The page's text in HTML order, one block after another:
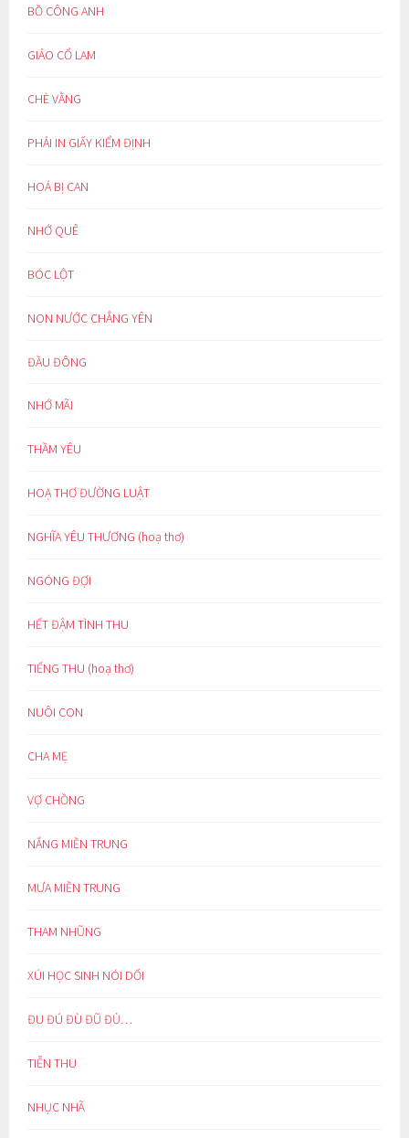
BỒ CÔNG ANH
GIẢO CỔ LAM
CHÈ VẰNG
PHẢI IN GIẤY KIỂM ĐỊNH
HOÁ BỊ CAN
NHỚ QUÊ
BÓC LỘT
NON NƯỚC CHẲNG YÊN
ĐẦU ĐÔNG
NHỚ MÃI
THẦM YÊU
HOẠ THƠ ĐƯỜNG LUẬT
NGHĨA YÊU THƯƠNG (hoạ thơ)
NGÓNG ĐỢI
HẾT ĐẬM TÌNH THU
TIẾNG THU (hoạ thơ)
NUÔI CON
CHA MẸ
VỢ CHỒNG
NẮNG MIỀN TRUNG
MƯA MIỀN TRUNG
THAM NHŨNG
XÚI HỌC SINH NÓI DỐI
ĐU ĐÚ ĐÙ ĐŨ ĐỦ…
TIỄN THU
NHỤC NHÃ